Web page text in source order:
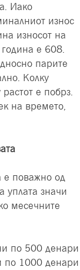
Иако
износ
износот на
година е 608.
парите
Колку
растот е побрз.
на времето,
е поважно од
уплата значи
месечните
по 500 денари
по 1000 денари